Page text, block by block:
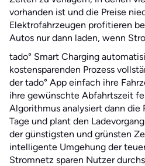
vorhanden ist und die Preise
Elektrofahrzeugen profitieren
Autos nur dann laden, wenn
tado° Smart Charging
kostensparenden Prozess
der tado° App einfach ihre
ihre gewünschte Abfahrtszeit
Algorithmus analysiert dann die
Tage und plant den
der günstigsten und grünsten
intelligente Umgehung der
Stromnetz sparen Nutzer